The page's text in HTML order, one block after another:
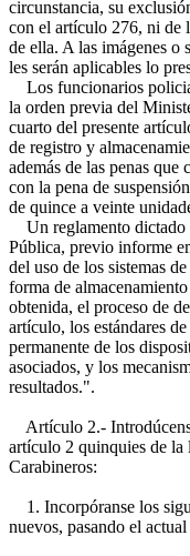
circunstancia, su
con el artículo 276, ni de
de ella. A las imágenes o
les serán aplicables lo
Los funcionarios
la orden previa del
cuarto del presente
de registro y
además de las penas
con la pena de
de quince a veinte
Un reglamento dictado
Pública, previo informe
del uso de los sistemas
forma de
obtenida, el proceso de
artículo, los estándares
permanente de los
asociados, y los
resultados.".
Artículo 2.-
artículo 2 quinquies de
Carabineros:
1. Incorpóranse los
nuevos, pasando el